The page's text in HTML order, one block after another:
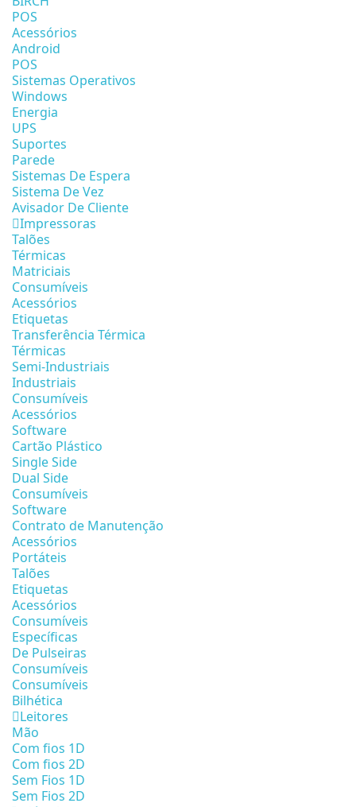
POS
Acessórios
Android
POS
Sistemas Operativos
Windows
Energia
UPS
Suportes
Parede
Sistemas De Espera
Sistema De Vez
Avisador De Cliente
Impressoras
Talões
Térmicas
Matriciais
Consumíveis
Acessórios
Etiquetas
Transferência Térmica
Térmicas
Semi-Industriais
Industriais
Consumíveis
Acessórios
Software
Cartão Plástico
Single Side
Dual Side
Consumíveis
Software
Contrato de Manutenção
Acessórios
Portáteis
Talões
Etiquetas
Acessórios
Consumíveis
Específicas
De Pulseiras
Consumíveis
Consumíveis
Bilhética
Leitores
Mão
Com fios 1D
Com fios 2D
Sem Fios 1D
Sem Fios 2D